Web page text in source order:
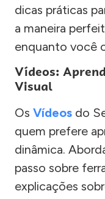
dicas práticas
a maneira
enquanto você
Vídeos:
Visual
Os Vídeos do
quem prefere
dinâmica.
passo sobre
explicações